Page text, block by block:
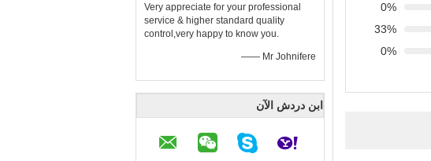
Very appreciate for your professional
service & higher standard quality
control,very happy to know you.
—— Mr Johnifere
ابن دردش الآن
0%
33%
0%